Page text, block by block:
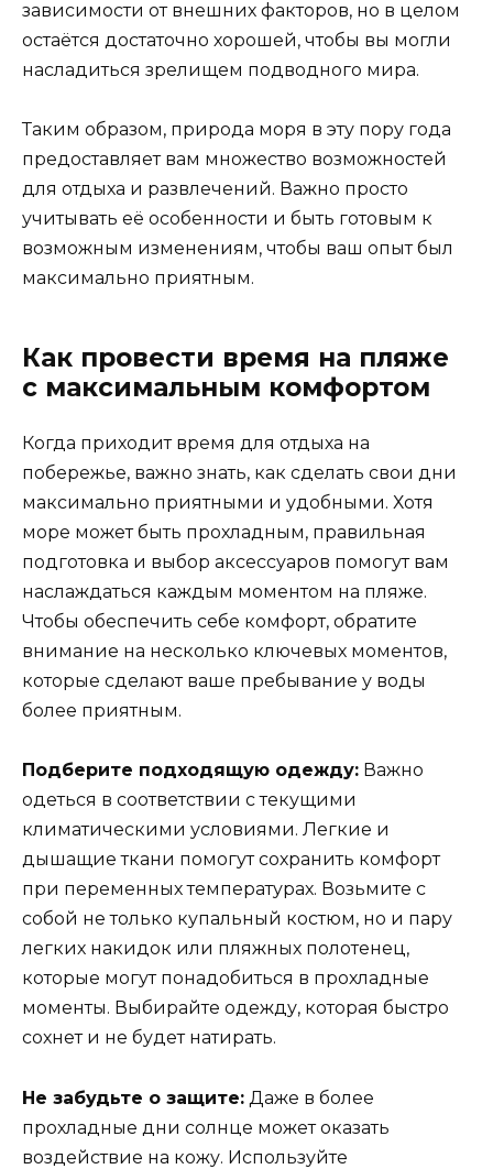
зависимости от внешних факторов, но в целом
остаётся достаточно хорошей, чтобы вы могли
насладиться зрелищем подводного мира.
Таким образом, природа моря в эту пору года
предоставляет вам множество возможностей
для отдыха и развлечений. Важно просто
учитывать её особенности и быть готовым к
возможным изменениям, чтобы ваш опыт был
максимально приятным.
Как провести время на пляже
с максимальным комфортом
Когда приходит время для отдыха на
побережье, важно знать, как сделать свои дни
максимально приятными и удобными. Хотя
море может быть прохладным, правильная
подготовка и выбор аксессуаров помогут вам
наслаждаться каждым моментом на пляже.
Чтобы обеспечить себе комфорт, обратите
внимание на несколько ключевых моментов,
которые сделают ваше пребывание у воды
более приятным.
Подберите подходящую одежду: Важно
одеться в соответствии с текущими
климатическими условиями. Легкие и
дышащие ткани помогут сохранить комфорт
при переменных температурах. Возьмите с
собой не только купальный костюм, но и пару
легких накидок или пляжных полотенец,
которые могут понадобиться в прохладные
моменты. Выбирайте одежду, которая быстро
сохнет и не будет натирать.
Не забудьте о защите: Даже в более
прохладные дни солнце может оказать
воздействие на кожу. Используйте